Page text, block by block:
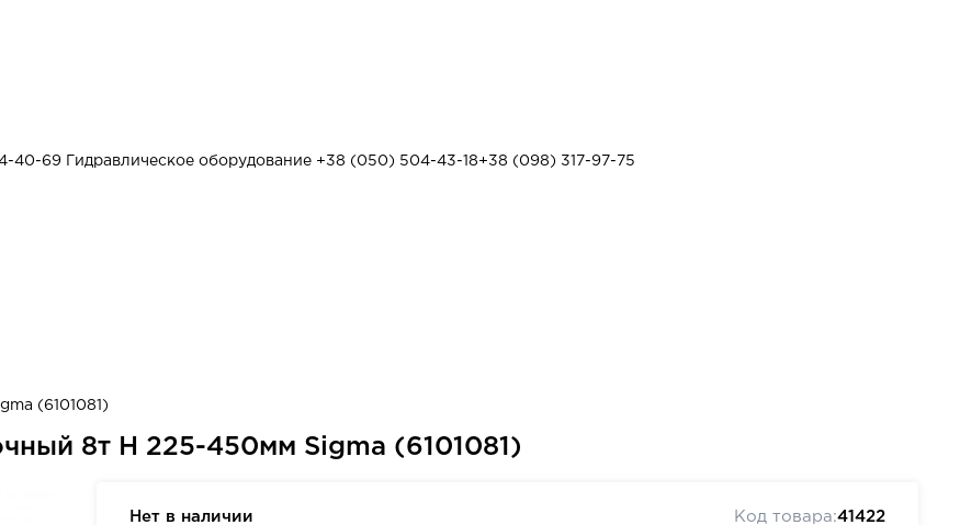
40-69 Гидравлическое оборудование +38 (050) 504-43-18+38 (098) 317-97-75
(6101081)
8т H 225-450мм Sigma (6101081)
Нет в наличии Код товара:41422